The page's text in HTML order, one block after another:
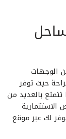
الوجهات
حيث توفر
تتمتع بالعديد من
الاستثمارية
لك عبر موقع